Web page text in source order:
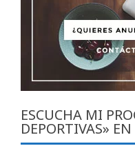
ESCUCHA MI
DEPORTIVAS»